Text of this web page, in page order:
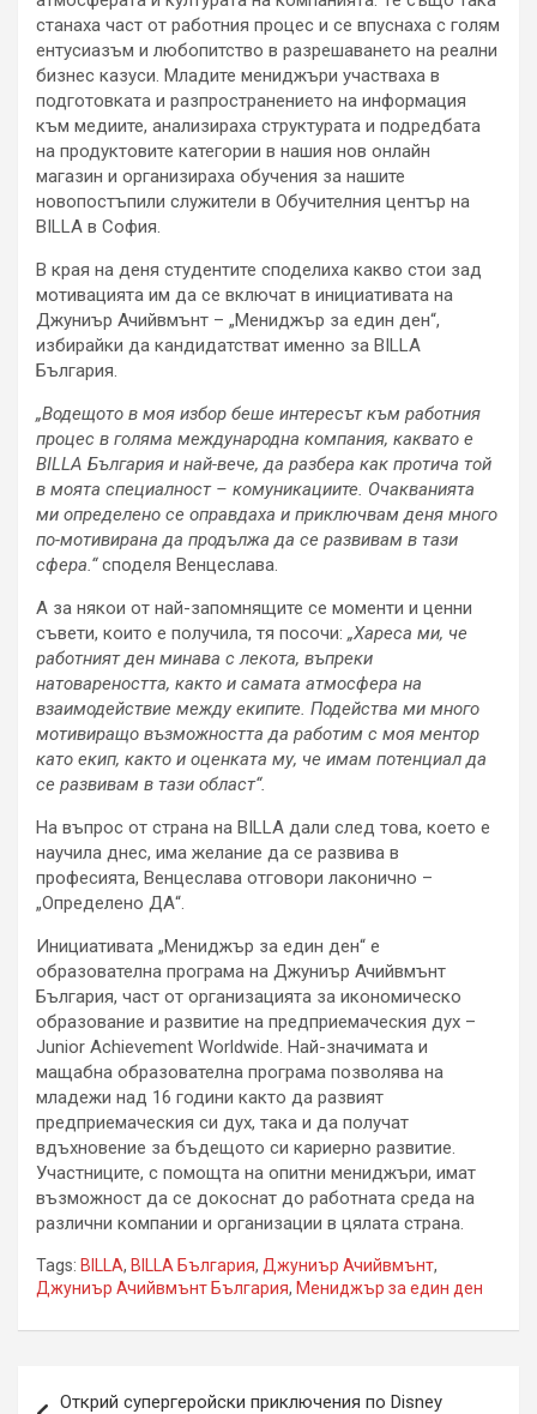
станаха част от работния процес и се впуснаха с голям
ентусиазъм и любопитство в разрешаването на реални
бизнес казуси. Младите мениджъри участваха в
подготовката и разпространението на информация
към медиите, анализираха структурата и подредбата
на продуктовите категории в нашия нов онлайн
магазин и организираха обучения за нашите
новопостъпили служители в Обучителния център на
BILLA в София.
В края на деня студентите споделиха какво стои зад
мотивацията им да се включат в инициативата на
Джуниър Ачийвмънт – „Мениджър за един ден“,
избирайки да кандидатстват именно за BILLA
България.
„Водещото в моя избор беше интересът към работния
процес в голяма международна компания, каквато е
BILLA България и най-вече, да разбера как протича той
в моята специалност – комуникациите. Очакванията
ми определено се оправдаха и приключвам деня много
по-мотивирана да продължа да се развивам в тази
сфера.“споделя Венцеслава.
А за някои от най-запомнящите се моменти и ценни
съвети, които е получила, тя посочи: „Хареса ми, че
работният ден минава с лекота, въпреки
натовареността, както и самата атмосфера на
взаимодействие между екипите. Подейства ми много
мотивиращо възможността да работим с моя ментор
като екип, както и оценката му, че имам потенциал да
се развивам в тази област“.
На въпрос от страна на BILLA дали след това, което е
научила днес, има желание да се развива в
професията, Венцеслава отговори лаконично –
„Определено ДА“.
Инициативата „Мениджър за един ден“ е
образователна програма на Джуниър Ачийвмънт
България, част от организацията за икономическо
образование и развитие на предприемаческия дух –
Junior Achievement Worldwide. Най-значимата и
мащабна образователна програма позволява на
младежи над 16 години както да развият
предприемаческия си дух, така и да получат
вдъхновение за бъдещото си кариерно развитие.
Участниците, с помощта на опитни мениджъри, имат
възможност да се докоснат до работната среда на
различни компании и организации в цялата страна.
Tags: BILLA, BILLA България, Джуниър Ачийвмънт,
Джуниър Ачийвмънт България, Мениджър за един ден
Открий супергеройски приключения по Disney